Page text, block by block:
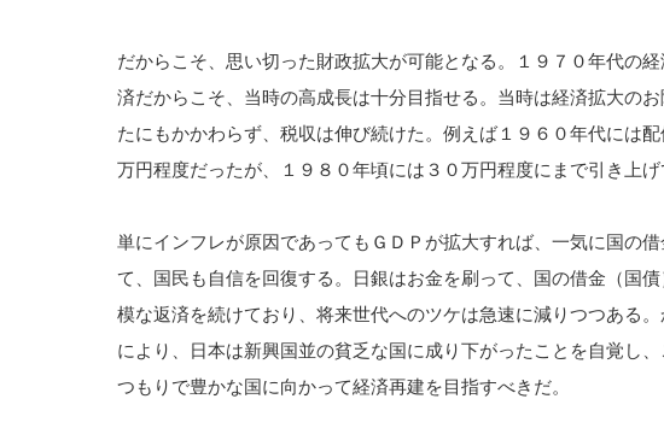
だからこそ、思い切った財政拡大が可能となる。１９７０年代の
済だからこそ、当時の高成長は十分目指せる。当時は経済拡大の
たにもかかわらず、税収は伸び続けた。例えば１９６０年代には
万円程度だったが、１９８０年頃には３０万円程度にまで引き上げ
単にインフレが原因であってもＧＤＰが拡大すれば、一気に国の
て、国民も自信を回復する。日銀はお金を刷って、国の借金（国
模な返済を続けており、将来世代へのツケは急速に減りつつある
により、日本は新興国並の貧乏な国に成り下がったことを自覚し
つもりで豊かな国に向かって経済再建を目指すべきだ。